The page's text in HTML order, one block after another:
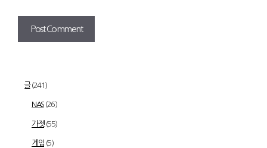
글(241)
NAS(26)
가젯(55)
게임 (5)